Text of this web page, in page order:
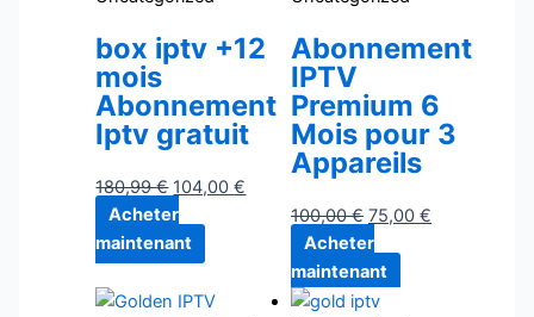
box iptv +12
mois
Abonnement
Iptv gratuit
180,99€ 104,00€
Acheter
maintenant
Abonnement
IPTV
Premium 6
Mois pour 3
Appareils
100,00€ 75,00 €
Acheter
maintenant